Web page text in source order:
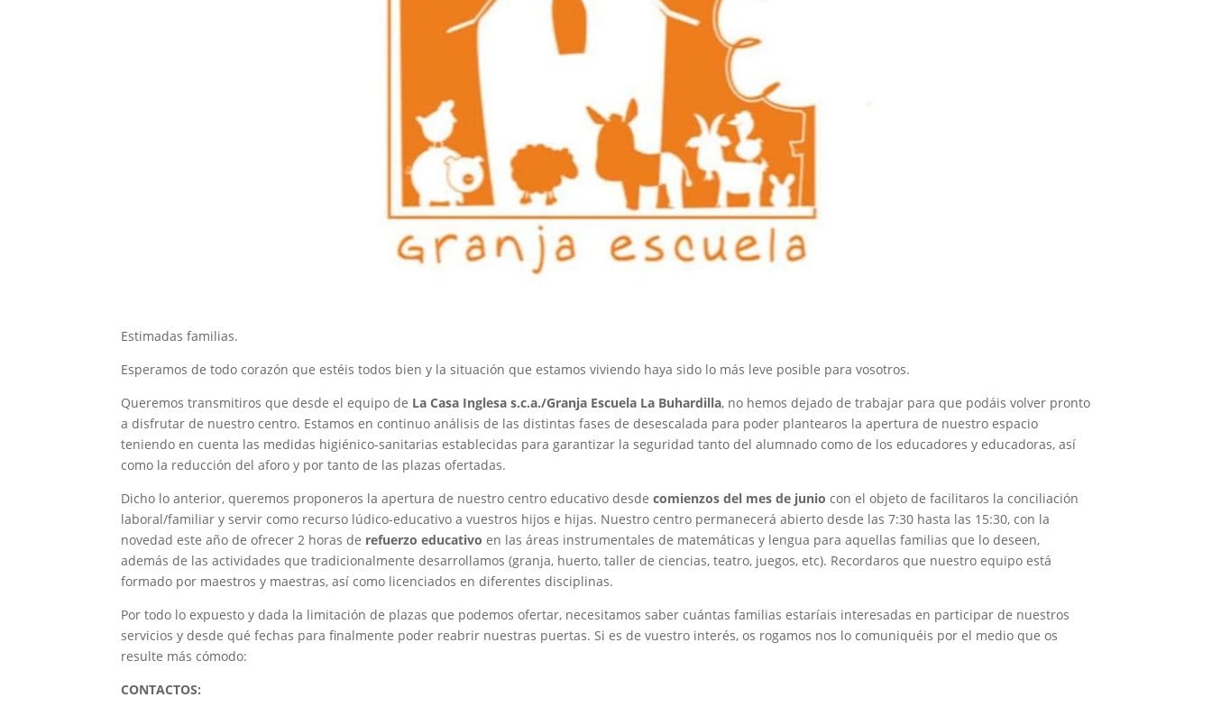
Estimadas familias.
Esperamos de todo corazón que estéis todos bien y la situación que estamos viviendo haya sido lo más leve posible para vosotros.
Queremos transmitiros que desde el equipo de La Casa Inglesa s.c.a./Granja Escuela La Buhardilla, no hemos dejado de trabajar para que podáis volver pronto
a disfrutar de nuestro centro. Estamos en continuo análisis de las distintas fases de desescalada para poder plantearos la apertura de nuestro espacio
teniendo en cuenta las medidas higiénico-sanitarias establecidas para garantizar la seguridad tanto del alumnado como de los educadores y educadoras, así
como la reducción del aforo y por tanto de las plazas ofertadas.
Dicho lo anterior, queremos proponeros la apertura de nuestro centro educativo desdecomienzos del mes de junio con el objeto de facilitaros la conciliación
laboral/familiar y servir como recurso lúdico-educativo a vuestros hijos e hijas. Nuestro centro permanecerá abierto desde las 7:30 hasta las 15:30, con la
novedad este año de ofrecer 2 horas de refuerzo educativo en las áreas instrumentales de matemáticas y lengua para aquellas familias que lo deseen,
además de las actividades que tradicionalmente desarrollamos (granja, huerto, taller de ciencias, teatro, juegos, etc). Recordaros que nuestro equipo está
formado por maestros y maestras, así como licenciados en diferentes disciplinas.
Por todo lo expuesto y dada la limitación de plazas que podemos ofertar, necesitamos saber cuántas familias estaríais interesadas en participar de nuestros
servicios y desde qué fechas para finalmente poder reabrir nuestras puertas. Si es de vuestro interés, os rogamos nos lo comuniquéis por el medio que os
resulte más cómodo:
CONTACTOS: